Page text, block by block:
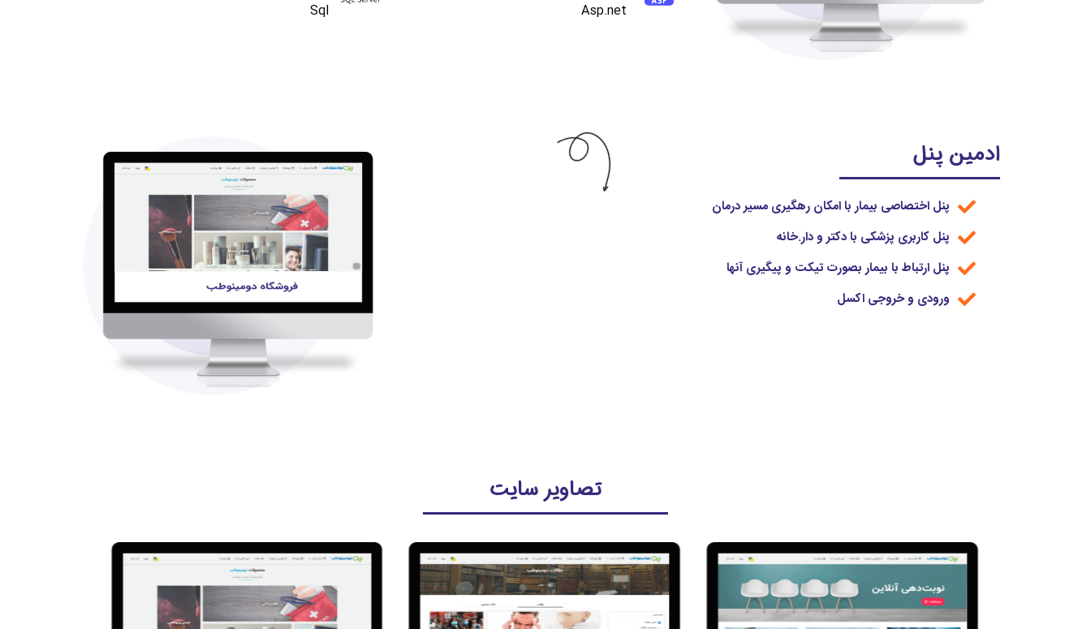
Asp.net
Sql
ادمین پنل
پنل اختصاصی بیمار با امکان رهگیری مسیر درمان
پنل کاربری پزشکی با دکتر و دار.خانه
پنل ارتباط با بیمار بصورت تیکت و پیگیری آنها
ورودی و خروجی اکسل
تصاویر سایت